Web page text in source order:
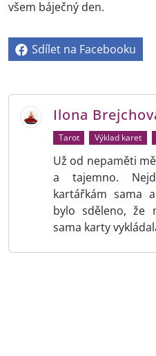
všem báječný den.
Sdílet na Facebooku
Ilona
Tarot Výklad karet
Už od nepaměti
a tajemno.
kartářkám sama
bylo sděleno, že
sama karty